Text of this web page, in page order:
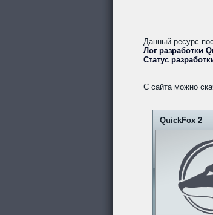
Данный ресурс
Лог разработки
Статус
С сайта можно
QuickFox 2